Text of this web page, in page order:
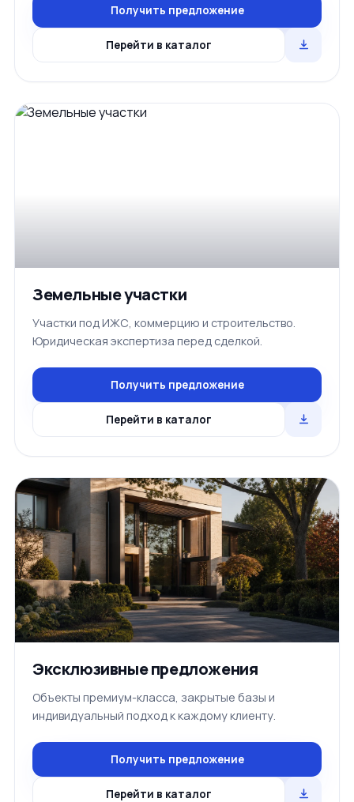
Получить предложение
Перейти в каталог
Земельные участки
Участки под ИЖС, коммерцию и строительство.
Юридическая экспертиза перед сделкой.
Получить предложение
Перейти в каталог
Эксклюзивные предложения
Объекты премиум-класса, закрытые базы и
индивидуальный подход к каждому клиенту.
Получить предложение
Перейти в каталог